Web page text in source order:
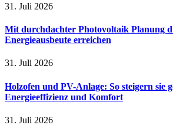
31. Juli 2026
Mit durchdachter Photovoltaik Planung
Energieausbeute erreichen
31. Juli 2026
Holzofen und PV-Anlage: So steigern sie
Energieeffizienz und Komfort
31. Juli 2026